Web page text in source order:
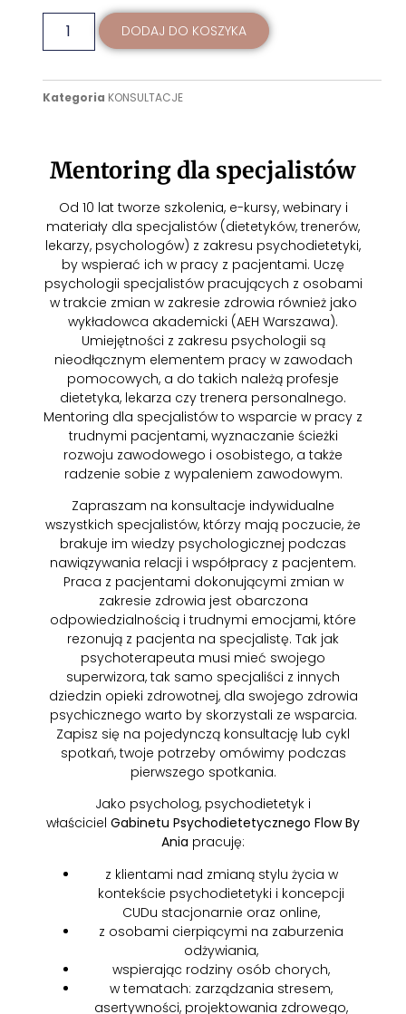
DODAJ DO KOSZYKA
Kategoria KONSULTACJE
Mentoring dla specjalistów
Od 10 lat tworze szkolenia, e-kursy, webinary i
materiały dla specjalistów (dietetyków, trenerów,
lekarzy, psychologów) z zakresu psychodietetyki,
by wspierać ich w pracy z pacjentami. Uczę
psychologii specjalistów pracujących z osobami
w trakcie zmian w zakresie zdrowia również jako
wykładowca akademicki (AEH Warszawa).
Umiejętności z zakresu psychologii są
nieodłącznym elementem pracy w zawodach
pomocowych, a do takich należą profesje
dietetyka, lekarza czy trenera personalnego.
Mentoring dla specjalistów to wsparcie w pracy z
trudnymi pacjentami, wyznaczanie ścieżki
rozwoju zawodowego i osobistego, a także
radzenie sobie z wypaleniem zawodowym.
Zapraszam na konsultacje indywidualne
wszystkich specjalistów, którzy mają poczucie, że
brakuje im wiedzy psychologicznej podczas
nawiązywania relacji i współpracy z pacjentem.
Praca z pacjentami dokonującymi zmian w
zakresie zdrowia jest obarczona
odpowiedzialnością i trudnymi emocjami, które
rezonują z pacjenta na specjalistę. Tak jak
psychoterapeuta musi mieć swojego
superwizora, tak samo specjaliści z innych
dziedzin opieki zdrowotnej, dla swojego zdrowia
psychicznego warto by skorzystali ze wsparcia.
Zapisz się na pojedynczą konsultację lub cykl
spotkań, twoje potrzeby omówimy podczas
pierwszego spotkania.
Jako psycholog, psychodietetyk i
właściciel Gabinetu Psychodietetycznego Flow By
Ania pracuję:
z klientami nad zmianą stylu życia w
kontekście psychodietetyki i koncepcji
CUDu stacjonarnie oraz online,
z osobami cierpiącymi na zaburzenia
odżywiania,
wspierając rodziny osób chorych,
w tematach: zarządzania stresem,
asertywności, projektowania zdrowego,